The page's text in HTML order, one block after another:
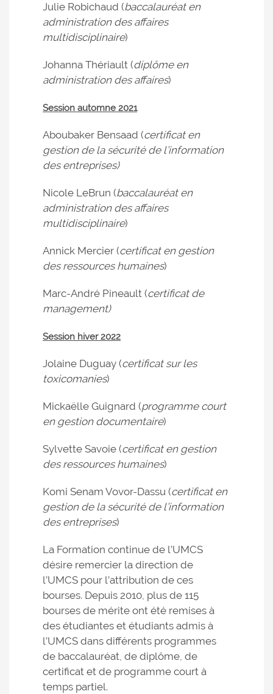
Julie Robichaud (baccalauréat en
administration des affaires
multidisciplinaire)
Johanna Thériault (diplôme en
administration des affaires)
Session automne 2021
Aboubaker Bensaad (certificat en
gestion de la sécurité de l’information
des entreprises)
Nicole LeBrun (baccalauréat en
administration des affaires
multidisciplinaire)
Annick Mercier (certificat en gestion
des ressources humaines)
Marc-André Pineault (certificat de
management)
Session hiver 2022
Jolaine Duguay (certificat sur les
toxicomanies)
Mickaëlle Guignard (programme court
en gestion documentaire)
Sylvette Savoie (certificat en gestion
des ressources humaines)
Komi Senam Vovor-Dassu (certificat en
gestion de la sécurité de l’information
des entreprises)
La Formation continue de l’UMCS
désire remercier la direction de
l’UMCS pour l’attribution de ces
bourses. Depuis 2010, plus de 115
bourses de mérite ont été remises à
des étudiantes et étudiants admis à
l’UMCS dans différents programmes
de baccalauréat, de diplôme, de
certificat et de programme court à
temps partiel.